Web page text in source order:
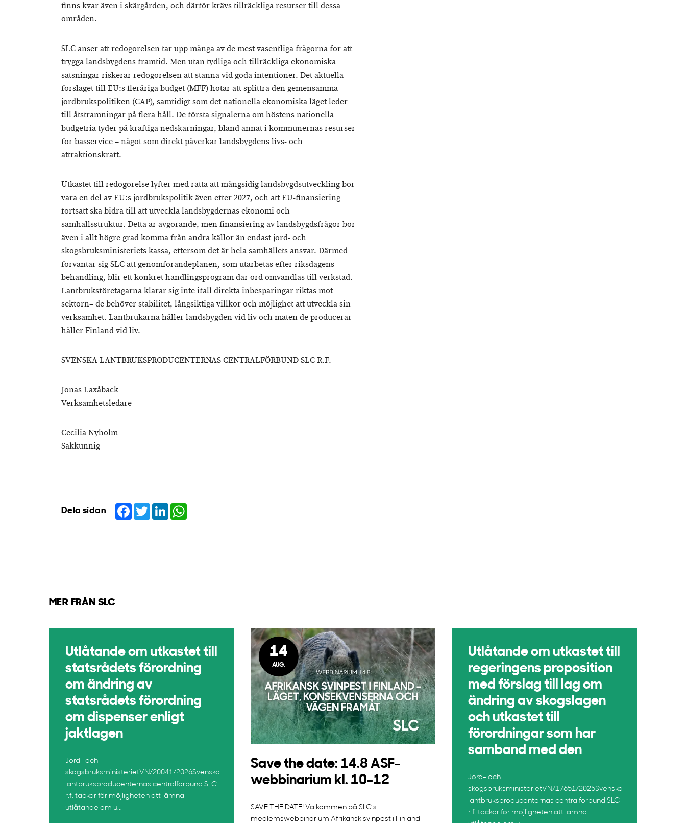
finns kvar även i skärgården, och därför krävs tillräckliga resurser till dessa
områden.
SLC anser att redogörelsen tar upp många av de mest väsentliga frågorna för att
trygga landsbygdens framtid. Men utan tydliga och tillräckliga ekonomiska
satsningar riskerar redogörelsen att stanna vid goda intentioner. Det aktuella
förslaget till EU:s fleråriga budget (MFF) hotar att splittra den gemensamma
jordbrukspolitiken (CAP), samtidigt som det nationella ekonomiska läget leder
till åtstramningar på flera håll. De första signalerna om höstens nationella
budgetria tyder på kraftiga nedskärningar, bland annat i kommunernas resurser
för basservice – något som direkt påverkar landsbygdens livs- och
attraktionskraft.
Utkastet till redogörelse lyfter med rätta att mångsidig landsbygdsutveckling bör
vara en del av EU:s jordbrukspolitik även efter 2027, och att EU-finansiering
fortsatt ska bidra till att utveckla landsbygdernas ekonomi och
samhällsstruktur. Detta är avgörande, men finansiering av landsbygdsfrågor bör
även i allt högre grad komma från andra källor än endast jord- och
skogsbruksministeriets kassa, eftersom det är hela samhällets ansvar. Därmed
förväntar sig SLC att genomförandeplanen, som utarbetas efter riksdagens
behandling, blir ett konkret handlingsprogram där ord omvandlas till verkstad.
Lantbruksföretagarna klarar sig inte ifall direkta inbesparingar riktas mot
sektorn– de behöver stabilitet, långsiktiga villkor och möjlighet att utveckla sin
verksamhet. Lantbrukarna håller landsbygden vid liv och maten de producerar
håller Finland vid liv.
SVENSKA LANTBRUKSPRODUCENTERNAS CENTRALFÖRBUND SLC R.F.
Jonas Laxåback
Verksamhetsledare
Cecilia Nyholm
Sakkunnig
Dela sidan Facebook
TwitterLinkedIn
MER FRÅN SLC
Utlåtande om utkastet till
statsrådets förordning
om ändring av
statsrådets förordning
om dispenser enligt
jaktlagen
Jord- och
skogsbruksministerietVN/20041/2026Svenska
lantbruksproducenternas centralförbund SLC
r.f. tackar för möjligheten att lämna
utlåtande om u...
14
AUG.
Save the date: 14.8 ASF-
webbinarium kl. 10-12
SAVE THE DATE! Välkommen på SLC:s
medlemswebbinarium Afrikansk svinpest i Finland –
Utlåtande om utkastet till
regeringens proposition
med förslag till lag om
ändring av skogslagen
och utkastet till
förordningar som har
samband med den
Jord- och
skogsbruksministerietVN/17651/2025Svenska
lantbruksproducenternas centralförbund SLC
r.f. tackar för möjligheten att lämna